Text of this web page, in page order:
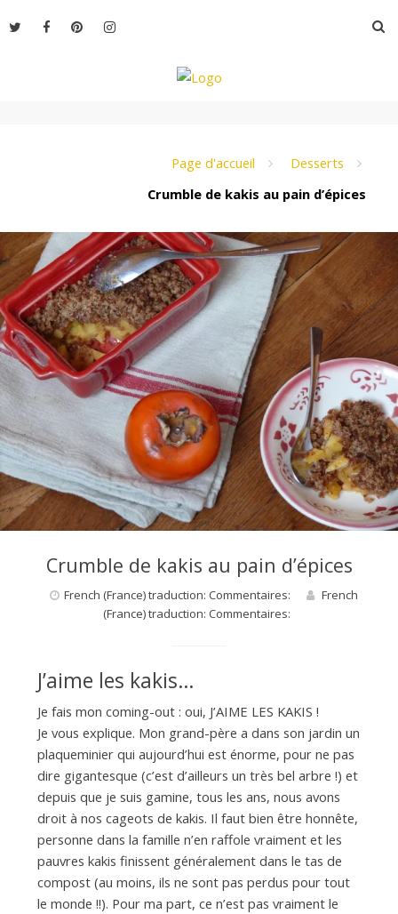
au
M
o
n
d
e
d
Page d'accueil
Desserts
Crumble de kakis au pain d’épices
Crumble de kakis au pain d’épices
French (France) traduction: Commentaires:
French
(France) traduction: Commentaires:
J’aime les kakis…
Je fais mon coming-out : oui, J’AIME LES KAKIS !
Je vous explique. Mon grand-père a dans son jardin un
plaqueminier qui aujourd’hui est énorme, pour ne pas
dire gigantesque (c’est d’ailleurs un très bel arbre !) et
depuis que je suis gamine, tous les ans, nous avons
droit à nos cageots de kakis. Il faut bien être honnête,
personne dans la famille n’en raffole vraiment et les
pauvres kakis finissent généralement dans le tas de
compost (au moins, ils ne sont pas perdus pour tout
le monde !!). Pour ma part, ce n’est pas vraiment le